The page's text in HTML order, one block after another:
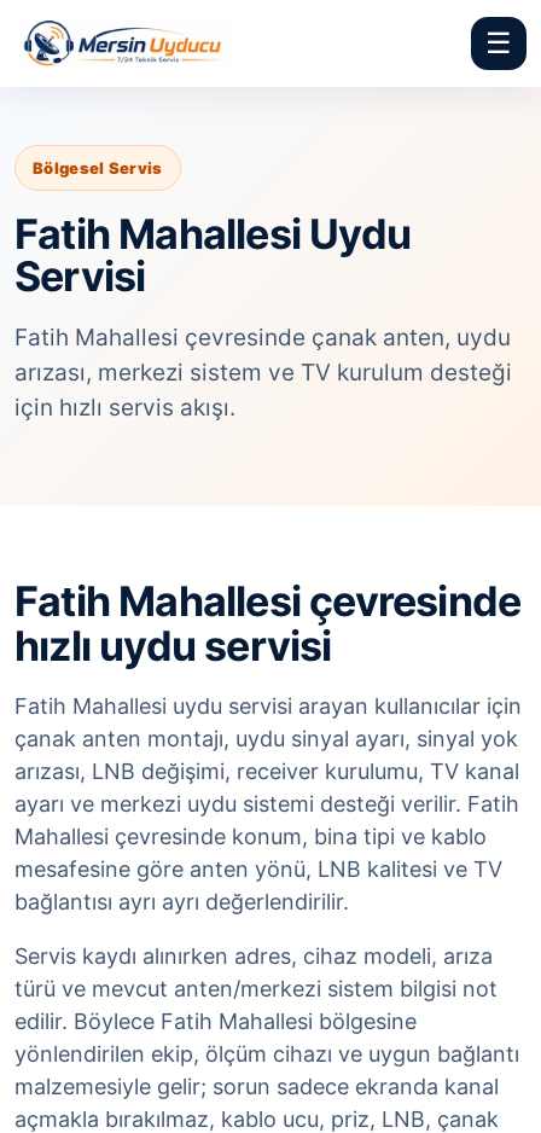
☰
Bölgesel Servis
Fatih Mahallesi Uydu
Servisi
Fatih Mahallesi çevresinde çanak anten, uydu
arızası, merkezi sistem ve TV kurulum desteği
için hızlı servis akışı.
Fatih Mahallesi çevresinde
hızlı uydu servisi
Fatih Mahallesi uydu servisi arayan kullanıcılar için
çanak anten montajı, uydu sinyal ayarı, sinyal yok
arızası, LNB değişimi, receiver kurulumu, TV kanal
ayarı ve merkezi uydu sistemi desteği verilir. Fatih
Mahallesi çevresinde konum, bina tipi ve kablo
mesafesine göre anten yönü, LNB kalitesi ve TV
bağlantısı ayrı ayrı değerlendirilir.
Servis kaydı alınırken adres, cihaz modeli, arıza
türü ve mevcut anten/merkezi sistem bilgisi not
edilir. Böylece Fatih Mahallesi bölgesine
yönlendirilen ekip, ölçüm cihazı ve uygun bağlantı
malzemesiyle gelir; sorun sadece ekranda kanal
açmakla bırakılmaz, kablo ucu, priz, LNB, çanak